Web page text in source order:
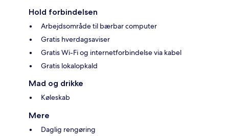
Hold forbindelsen
Arbejdsområde til bærbar computer
Gratis hverdagsaviser
Gratis Wi-Fi og internetforbindelse via kabel
Gratis lokalopkald
Mad og drikke
Køleskab
Mere
Daglig rengøring